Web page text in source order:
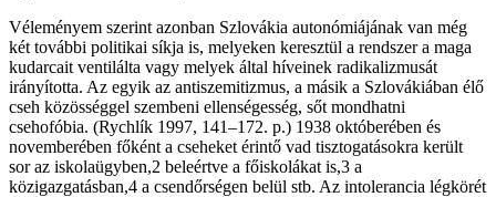
Véleményem szerint azonban Szlovákia autonómiájának van még
két további politikai síkja is, melyeken keresztül a rendszer a maga
kudarcait ventilálta vagy melyek által híveinek radikalizmusát
irányította. Az egyik az antiszemitizmus, a másik a Szlovákiában élő
cseh közösséggel szembeni ellenségesség, sőt mondhatni
csehofóbia. (Rychlík 1997, 141–172. p.) 1938 októberében és
novemberében főként a cseheket érintő vad tisztogatásokra került
sor az iskolaügyben,2 beleértve a főiskolákat is,3 a
közigazgatásban,4 a csendőrségen belül stb. Az intolerancia légkörét